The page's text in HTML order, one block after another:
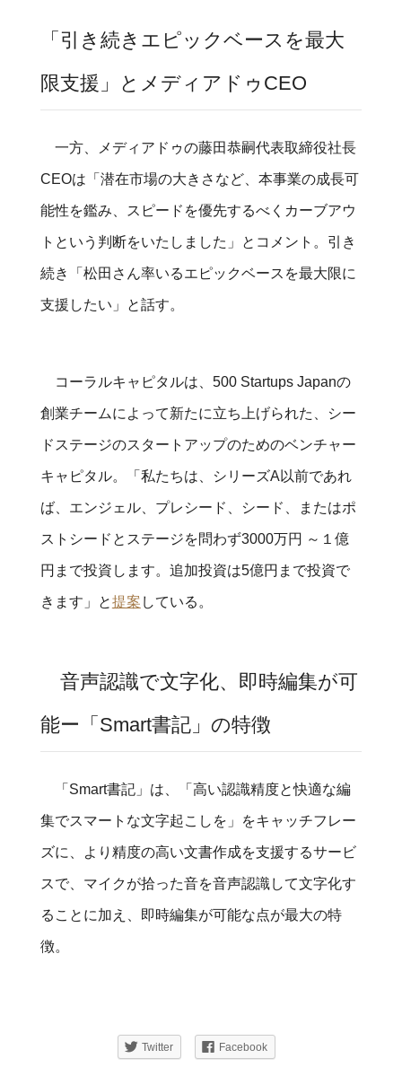
「引き続きエピックベースを最大
限支援」とメディアドゥCEO
一方、メディアドゥの藤田恭嗣代表取締役社長
CEOは「潜在市場の大きさなど、本事業の成長可
能性を鑑み、スピードを優先するべくカーブアウ
トという判断をいたしました」とコメント。引き
続き「松田さん率いるエピックベースを最大限に
支援したい」と話す。
コーラルキャピタルは、500 Startups Japanの
創業チームによって新たに立ち上げられた、シー
ドステージのスタートアップのためのベンチャー
キャピタル。「私たちは、シリーズA以前であれ
ば、エンジェル、プレシード、シード、またはポ
ストシードとステージを問わず3000万円 ～１億
円まで投資します。追加投資は5億円まで投資で
きます」と提案 している。
音声認識で文字化、即時編集が可
能ー「Smart書記」の特徴
「Smart書記」は、「高い認識精度と快適な編
集でスマートな文字起こしを」をキャッチフレー
ズに、より精度の高い文書作成を支援するサービ
スで、マイクが拾った音を音声認識して文字化す
ることに加え、即時編集が可能な点が最大の特
徴。
Twitter Facebook